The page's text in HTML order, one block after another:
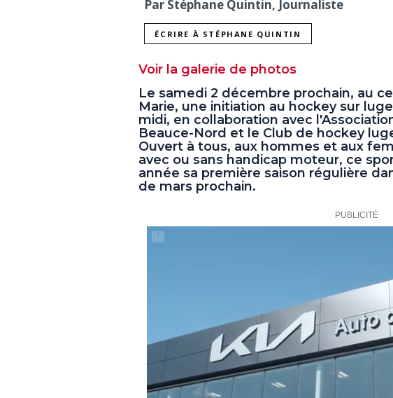
Par Stéphane Quintin, Journaliste
ÉCRIRE À STÉPHANE QUINTIN
Voir la galerie de photos
Le samedi 2 décembre prochain, au
Marie, une initiation au hockey sur
midi, en collaboration avec
Beauce-Nord et le Club de hockey
Ouvert à tous, aux hommes et aux
avec ou sans handicap moteur, ce
année sa première saison régulière
de mars prochain.